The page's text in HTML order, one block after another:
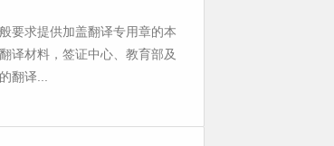
要求提供加盖翻译专用章的本
译材料，签证中心、教育部及
翻译...